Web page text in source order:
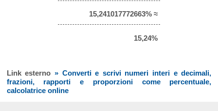
15,241017772663% ≈
15,24%
Link esterno » Converti e scrivi numeri interi e decimali,
frazioni, rapporti e proporzioni come percentuale,
calcolatrice online